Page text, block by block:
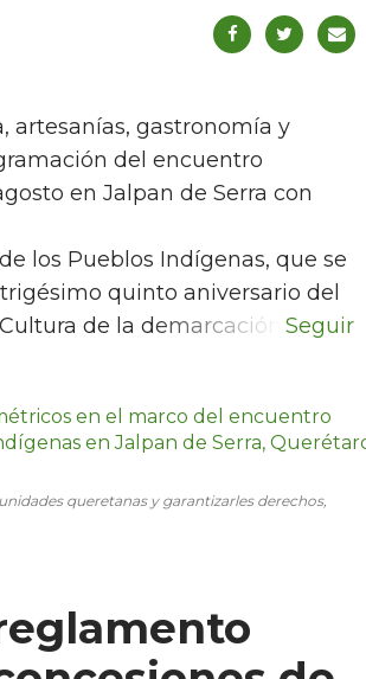
queretanas y garantizarles derechos,
artesanías, gastronomía y
del encuentro
en Jalpan de Serra con
los Pueblos Indígenas, que se
quinto aniversario del
de la demarcación.